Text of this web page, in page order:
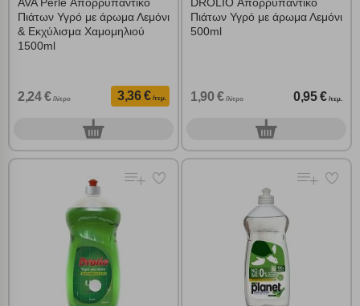
Πιάτων Υγρό με άρωμα Λεμόνι
& Εκχύλισμα Χαμομηλιού
1500ml
2,24 € /λίτρο 3,36 € /τεμ.
0τεμ.
Πιάτων Υγρό με άρωμα Λεμόνι
500ml
1,90 € /λίτρο 0,95 € /τεμ.
0τεμ.